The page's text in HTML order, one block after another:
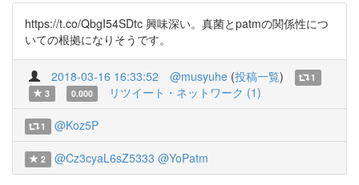
https://t.co/QbgI54SDtc 興味深い。真菌とpatmの関係性につ
いての根拠になりそうです。
2018-03-16 16:33:52 @musyuhe (投稿一覧)
1
3
0.000 リツイート・ネットワーク (1)
1 @Koz5P
2 @Cz3cyaL6sZ5333 @YoPatm